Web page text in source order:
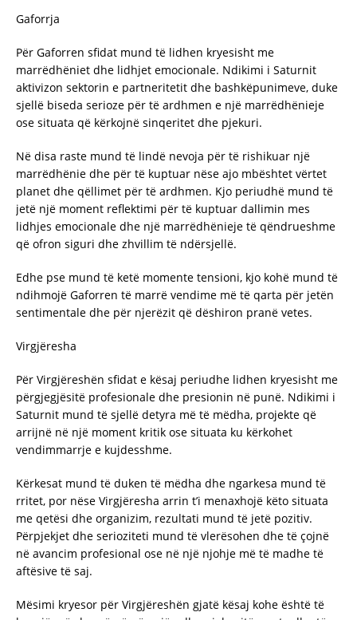
Gaforrja
Për Gaforren sfidat mund të lidhen kryesisht me
marrëdhëniet dhe lidhjet emocionale. Ndikimi i Saturnit
aktivizon sektorin e partneritetit dhe bashkëpunimeve, duke
sjellë biseda serioze për të ardhmen e një marrëdhënieje
ose situata që kërkojnë sinqeritet dhe pjekuri.
Në disa raste mund të lindë nevoja për të rishikuar një
marrëdhënie dhe për të kuptuar nëse ajo mbështet vërtet
planet dhe qëllimet për të ardhmen. Kjo periudhë mund të
jetë një moment reflektimi për të kuptuar dallimin mes
lidhjes emocionale dhe një marrëdhënieje të qëndrueshme
që ofron siguri dhe zhvillim të ndërsjellë.
Edhe pse mund të ketë momente tensioni, kjo kohë mund të
ndihmojë Gaforren të marrë vendime më të qarta për jetën
sentimentale dhe për njerëzit që dëshiron pranë vetes.
Virgjëresha
Për Virgjëreshën sfidat e kësaj periudhe lidhen kryesisht me
përgjegjësitë profesionale dhe presionin në punë. Ndikimi i
Saturnit mund të sjellë detyra më të mëdha, projekte që
arrijnë në një moment kritik ose situata ku kërkohet
vendimmarrje e kujdesshme.
Kërkesat mund të duken të mëdha dhe ngarkesa mund të
rritet, por nëse Virgjëresha arrin t’i menaxhojë këto situata
me qetësi dhe organizim, rezultati mund të jetë pozitiv.
Përpjekjet dhe serioziteti mund të vlerësohen dhe të çojnë
në avancim profesional ose në një njohje më të madhe të
aftësive të saj.
Mësimi kryesor për Virgjëreshën gjatë kësaj kohe është të